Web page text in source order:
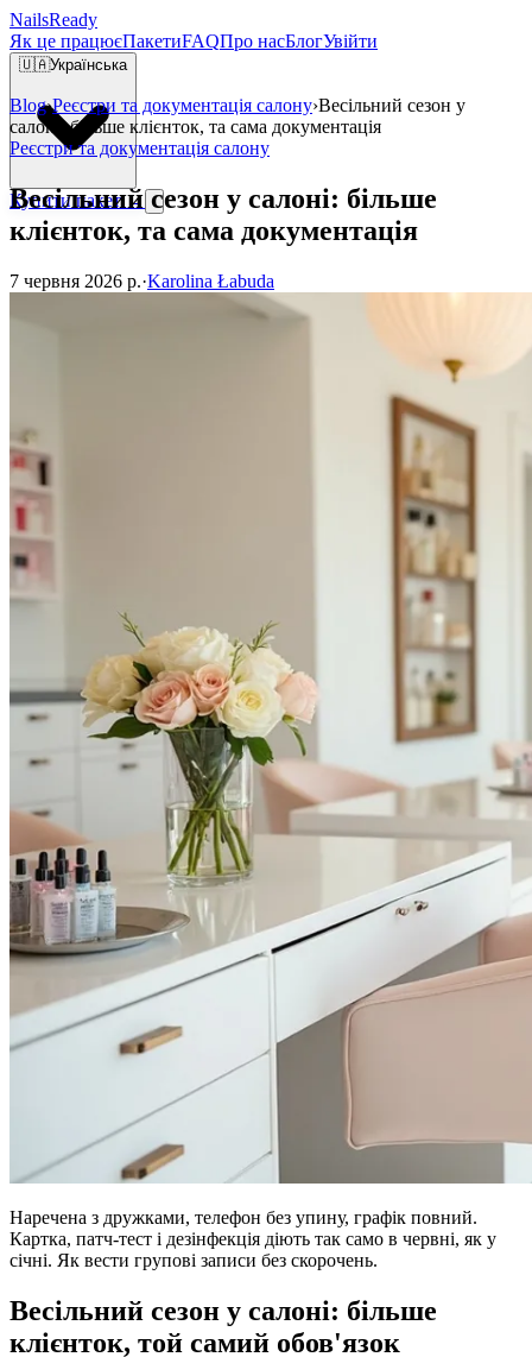
NailsReady
Як це працюєПакетиFAQПро насБлогУвійти
🇺🇦Українська
Купити пакет →
Blog›Реєстри та документація салону›Весільний сезон у
салоні: більше клієнток, та сама документація
Реєстри та документація салону
Весільний сезон у салоні: більше
клієнток, та сама документація
7 червня 2026 р.·Karolina Łabuda
Наречена з дружками, телефон без упину, графік повний.
Картка, патч-тест і дезінфекція діють так само в червні, як у
січні. Як вести групові записи без скорочень.
Весільний сезон у салоні: більше
клієнток, той самий обов'язок